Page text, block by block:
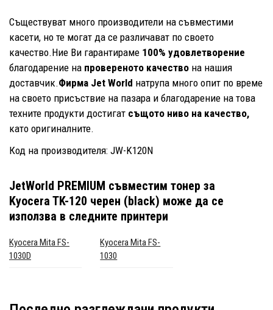
Съществуват много производители на съвместими
касети, но те могат да се различават по своето
качество.Ние Ви гарантираме 100% удовлетворение
благодарение на провереното качество на нашия
доставчик.Фирма Jet World натрупа много опит по време
на своето присъствие на пазара и благодарение на това
техните продукти достигат същото ниво на качество,
като оригиналните.
Код на производителя: JW-K120N
JetWorld PREMIUM съвместим тонер за
Kyocera TK-120 черен (black) може да се
използва в следните принтери
Kyocera Mita FS-
1030D
Kyocera Mita FS-
1030